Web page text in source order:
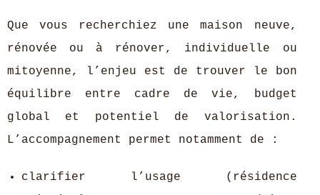
Que vous recherchiez une maison neuve,
rénovée ou à rénover, individuelle ou
mitoyenne, l’enjeu est de trouver le bon
équilibre entre cadre de vie, budget
global et potentiel de valorisation.
L’accompagnement permet notamment de :
clarifier l’usage (résidence